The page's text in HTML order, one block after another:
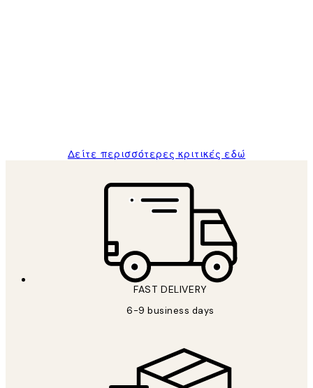
Δείτε περισσότερες κριτικές εδώ
FAST DELIVERY
6-9 business days